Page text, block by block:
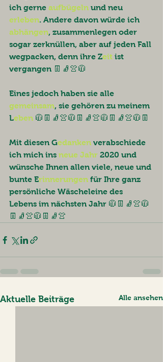
ich gerne aufbügeln und neu
erleben. Andere davon würde ich
abhängen, zusammenlegen oder
sogar zerknüllen, aber auf jeden Fall
wegpacken, denn ihre Zeit ist
vergangen 👖🧦👚🧥
Eines jedoch haben sie alle
gemeinsam, sie gehören zu meinem
Leben 🧥👖🧦👚🧥👖🧦👚🧥👖🧦👚🧥👖
Mit diesen Gedanken verabschiede
ich mich ins neue Jahr 2020 und
wünsche Ihnen allen viele, neue und
bunte Erinnerungen für Ihre ganz
persönliche Wäscheleine des
Lebens im nächsten Jahr 🧥👖🧦👚🧥
👖🧦👚🧥👖🧦👚
Aktuelle Beiträge Alle ansehen